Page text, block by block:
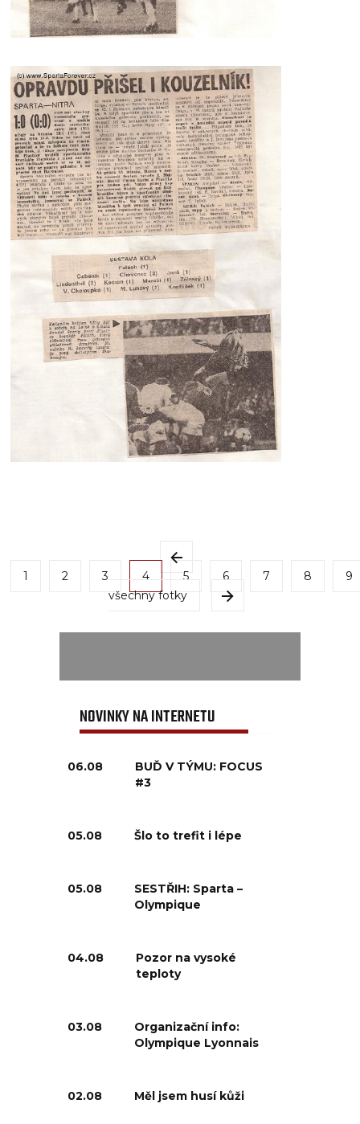
1 2 3 4 5 6 7 8
9
všechny fotky
NOVINKY NA INTERNETU
06.08
BUĎ V TÝMU: FOCUS
#3
05.08 Šlo to trefit i lépe
05.08
SESTŘIH: Sparta –
Olympique
04.08
Pozor na vysoké
teploty
03.08
Organizační info:
Olympique Lyonnais
02.08 Měl jsem husí kůži